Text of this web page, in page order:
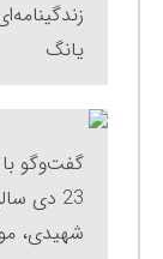
یانگ
گفت‌وگو
23 دی
شهیدی،